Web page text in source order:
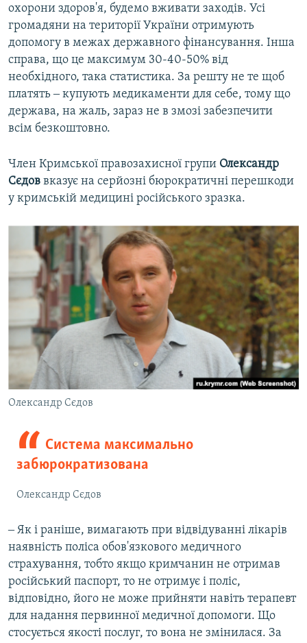
охорони здоров'я, будемо вживати заходів. Усі
громадяни на території України отримують
допомогу в межах державного фінансування. Інша
справа, що це максимум 30-40-50% від
необхідного, така статистика. За решту не те щоб
платять ‒ купують медикаменти для себе, тому що
держава, на жаль, зараз не в змозі забезпечити
всім безкоштовно.
Член Кримської правозахисної групи Олександр
Сєдов вказує на серйозні бюрократичні перешкоди
у кримській медицині російського зразка.
Олександр Сєдов
Система максимально
забюрократизована
Олександр Сєдов
‒ Як і раніше, вимагають при відвідуванні лікарів
наявність поліса обов'язкового медичного
страхування, тобто якщо кримчанин не отримав
російський паспорт, то не отримує і поліс,
відповідно, його не може прийняти навіть терапевт
для надання первинної медичної допомоги. Що
стосується якості послуг, то вона не змінилася. За